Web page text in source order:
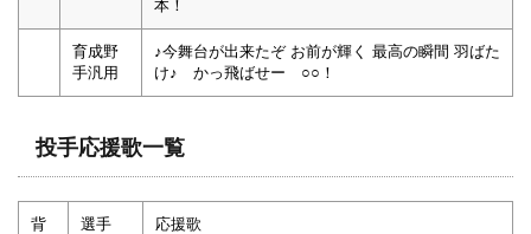
本！
育成野
手汎用
♪今舞台が出来たぞ お前が輝く 最高の瞬間 羽ばた
け♪ かっ飛ばせー ○○！
投手応援歌一覧
背
選手 応援歌